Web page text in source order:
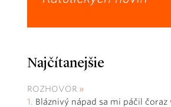
Najčítanejšie
ROZHOVOR
Bláznivý nápad sa mi páčil čoraz